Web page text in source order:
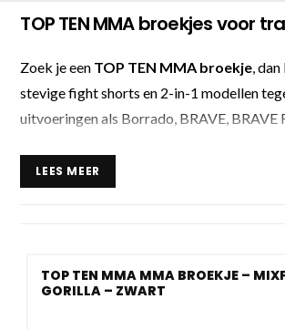
TOP TEN MMA broekjes voor
Zoek je een TOP TEN MMA broekje,
stevige fight shorts en 2-in-1 modellen
uitvoeringen als Borrado, BRAVE, BRAVE
bruin, blauw/roze
innerbroek, zijsplitten en een tailleband
LEES MEER
TOP TEN MMA MMA BROEKJE –
GORILLA – ZWART